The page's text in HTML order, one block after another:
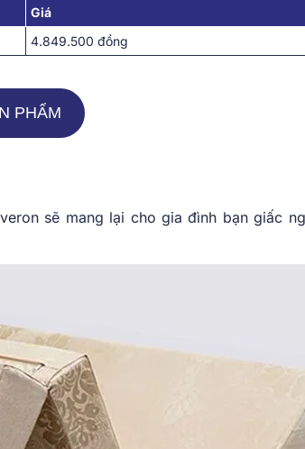
Giá
4.849.500 đồng
PHẨM
sẽ mang lại cho gia đình bạn giấc